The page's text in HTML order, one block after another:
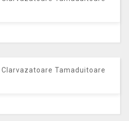
Tamaduitoare